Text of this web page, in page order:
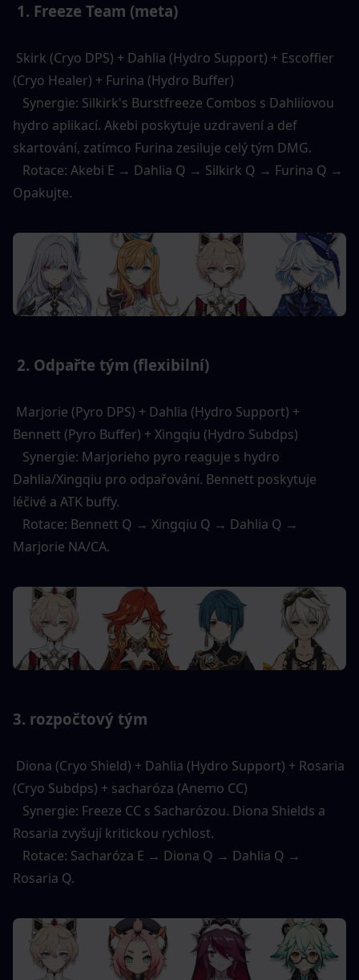
1. Freeze Team (meta)
Skirk (Cryo DPS) + Dahlia (Hydro Support) + Escoffier
(Cryo Healer) + Furina (Hydro Buffer)
Synergie: Silkirk's Burstfreeze Combos s Dahliíovou
hydro aplikací. Akebi poskytuje uzdravení a def
skartování, zatímco Furina zesiluje celý tým DMG.
Rotace: Akebi E → Dahlia Q → Silkirk Q → Furina Q →
Opakujte.
2. Odpařte tým (flexibilní)
Marjorie (Pyro DPS) + Dahlia (Hydro Support) +
Bennett (Pyro Buffer) + Xingqiu (Hydro Subdps)
Synergie: Marjorieho pyro reaguje s hydro
Dahlia/Xingqiu pro odpařování. Bennett poskytuje
léčivé a ATK buffy.
Rotace: Bennett Q → Xingqiu Q → Dahlia Q →
Marjorie NA/CA.
3. rozpočtový tým
Diona (Cryo Shield) + Dahlia (Hydro Support) + Rosaria
(Cryo Subdps) + sacharóza (Anemo CC)
Synergie: Freeze CC s Sacharózou. Diona Shields a
Rosaria zvyšují kritickou rychlost.
Rotace: Sacharóza E → Diona Q → Dahlia Q →
Rosaria Q.